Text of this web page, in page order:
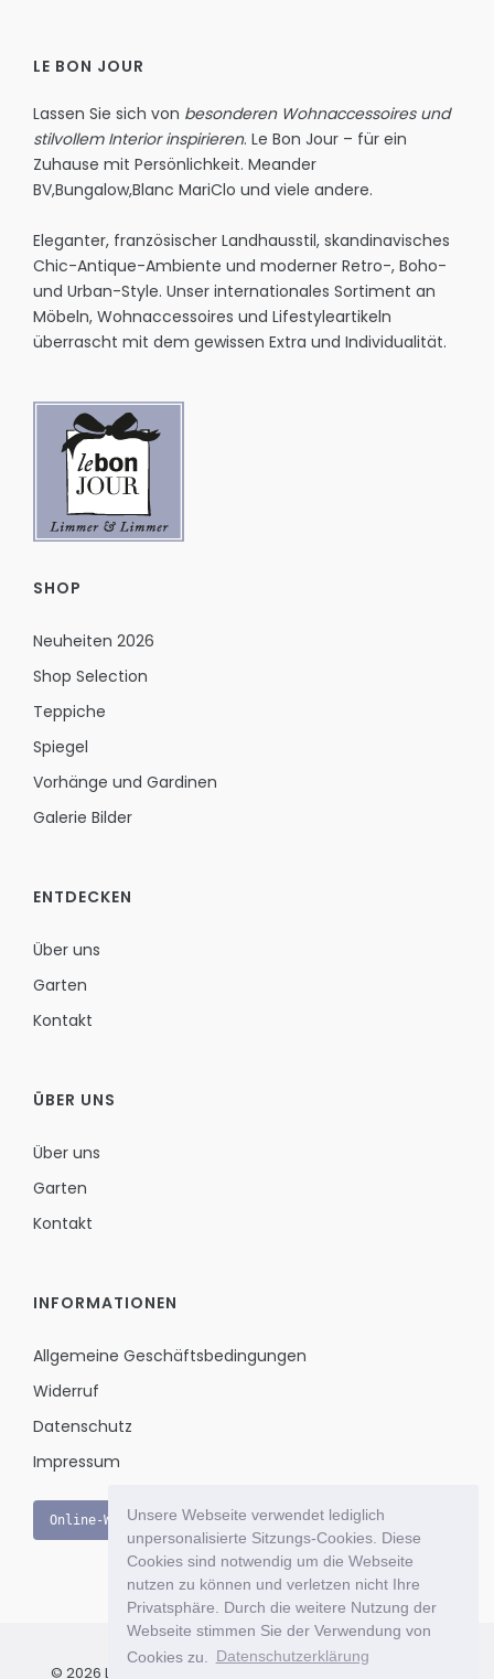
Unsere Webseite verwendet lediglich
unpersonalisierte Sitzungs-Cookies. Diese
Cookies sind notwendig um die Webseite
nutzen zu können und verletzen nicht Ihre
Privatsphäre. Durch die weitere Nutzung der
Webseite stimmen Sie der Verwendung von
Cookies zu.
Datenschutzerklärung
LE BON JOUR
Lassen Sie sich von besonderen Wohnaccessoires und
stilvollem Interior inspirieren. Le Bon Jour – für ein
Zuhause mit Persönlichkeit. Meander
BV,Bungalow,Blanc MariClo und viele andere.
Eleganter, französischer Landhausstil, skandinavisches
Chic-Antique-Ambiente und moderner Retro-, Boho-
und Urban-Style. Unser internationales Sortiment an
Möbeln, Wohnaccessoires und Lifestyleartikeln
überrascht mit dem gewissen Extra und Individualität.
SHOP
Neuheiten 2026
Shop Selection
Teppiche
Spiegel
Vorhänge und Gardinen
Galerie Bilder
ENTDECKEN
Über uns
Garten
Kontakt
ÜBER UNS
Über uns
Garten
Kontakt
INFORMATIONEN
Allgemeine Geschäftsbedingungen
Widerruf
Datenschutz
Impressum
Online-Widerruf
© 2026 Le Bon Jour - Das exklusive Einkaufsportal für Ihr